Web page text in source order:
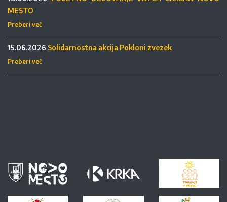
MESTO
Preberi več
15.06.2026 Solidarnostna akcija Pokloni zvezek
Preberi več